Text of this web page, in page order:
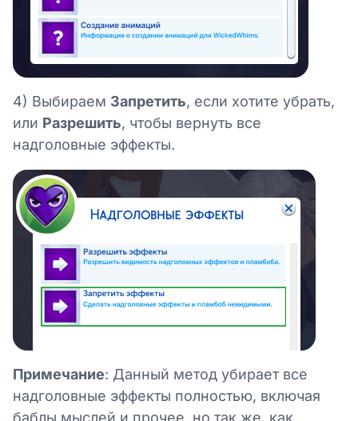
4) Выбираем Запретить, если хотите убрать,
или Разрешить, чтобы вернуть все
надголовные эффекты.
Примечание: Данный метод убирает все
надголовные эффекты полностью, включая
баблы мыслей и прочее, но так же, как